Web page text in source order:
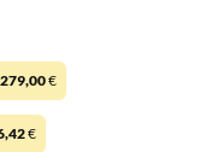
279,00€
€